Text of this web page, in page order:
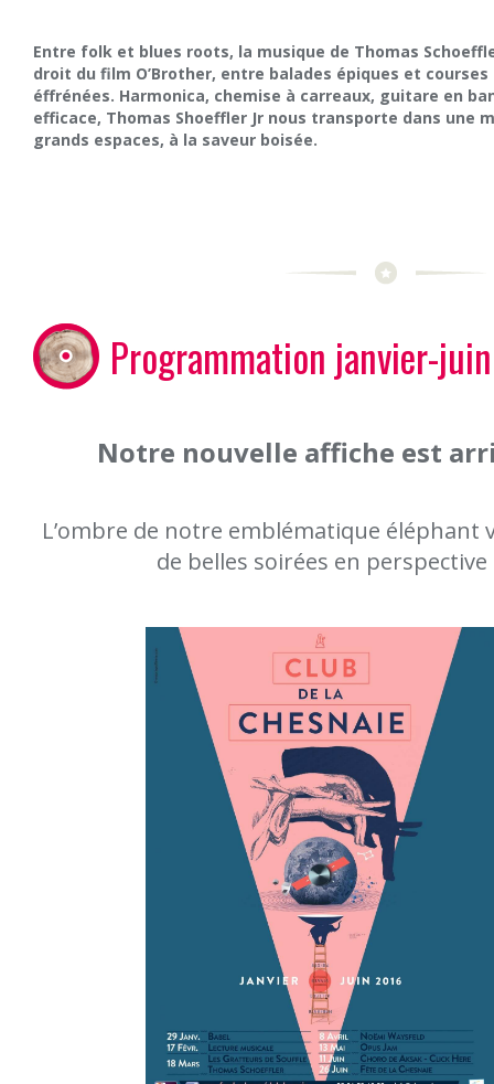
Entre folk et blues roots, la musique de Thomas
droit du film O’Brother, entre balades épiques et
éffrénées. Harmonica, chemise à carreaux, guitare en
efficace, Thomas Shoeffler Jr nous transporte dans une
grands espaces, à la saveur boisée.
Programmation janvier-
Notre nouvelle affiche est
L’ombre de notre emblématique éléphant
de belles soirées en